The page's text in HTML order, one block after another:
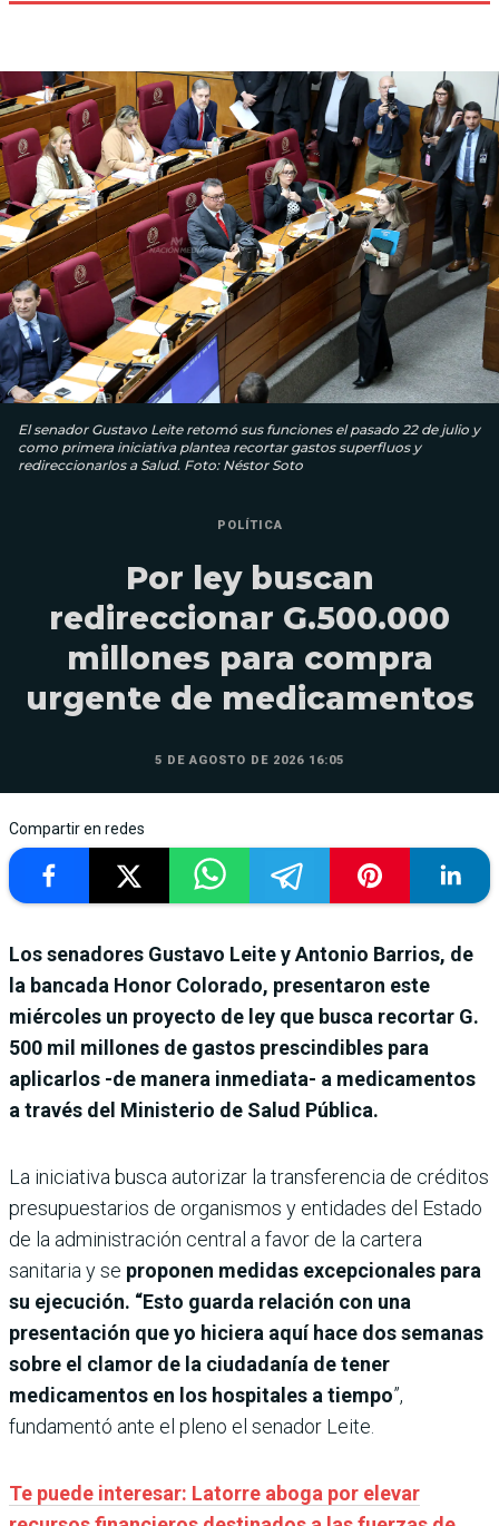
El senador Gustavo Leite retomó sus funciones el pasado 22 de julio y
como primera iniciativa plantea recortar gastos superfluos y
redireccionarlos a Salud. Foto: Néstor Soto
POLÍTICA
Por ley buscan
redireccionar G.500.000
millones para compra
urgente de medicamentos
5 DE AGOSTO DE 2026 16:05
Compartir en redes
Los senadores Gustavo Leite y Antonio Barrios, de
la bancada Honor Colorado, presentaron este
miércoles un proyecto de ley que busca recortar G.
500 mil millones de gastos prescindibles para
aplicarlos -de manera inmediata- a medicamentos
a través del Ministerio de Salud Pública.
La iniciativa busca autorizar la transferencia de créditos
presupuestarios de organismos y entidades del Estado
de la administración central a favor de la cartera
sanitaria y se proponen medidas excepcionales para
su ejecución. “Esto guarda relación con una
presentación que yo hiciera aquí hace dos semanas
sobre el clamor de la ciudadanía de tener
medicamentos en los hospitales a tiempo”,
fundamentó ante el pleno el senador Leite.
Te puede interesar: Latorre aboga por elevar